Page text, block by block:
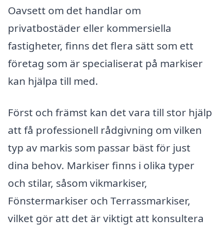
Oavsett om det handlar om
privatbostäder eller kommersiella
fastigheter, finns det flera sätt som ett
företag som är specialiserat på markiser
kan hjälpa till med.
Först och främst kan det vara till stor hjälp
att få professionell rådgivning om vilken
typ av markis som passar bäst för just
dina behov. Markiser finns i olika typer
och stilar, såsom vikmarkiser,
Fönstermarkiser och Terrassmarkiser,
vilket gör att det är viktigt att konsultera